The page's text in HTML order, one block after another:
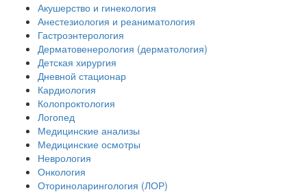
Акушерство и гинекология
Анестезиология и реаниматология
Гастроэнтерология
Дерматовенерология (дерматология)
Детская хирургия
Дневной стационар
Кардиология
Колопроктология
Логопед
Медицинские анализы
Медицинские осмотры
Неврология
Онкология
Оториноларингология (ЛОР)